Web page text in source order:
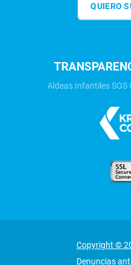
QUIERO
Aldeas Infantiles
Copyright ©
Denuncias